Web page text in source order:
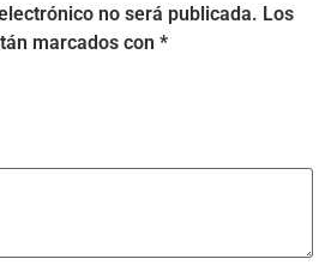
no será publicada. Los
marcados con *